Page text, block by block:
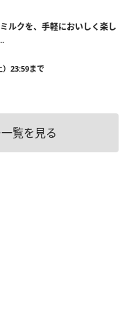
ルクを、手軽においしく楽し
）23:59まで
覧を見る